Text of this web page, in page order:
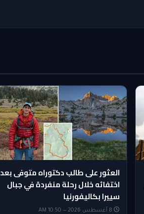
العثور على طالب دكتوراه متوفى بعد
اختفائه خلال رحلة منفردة في جبال
سييرا بكاليفورنيا
8 أغسطس 2026 — 10:50 AM